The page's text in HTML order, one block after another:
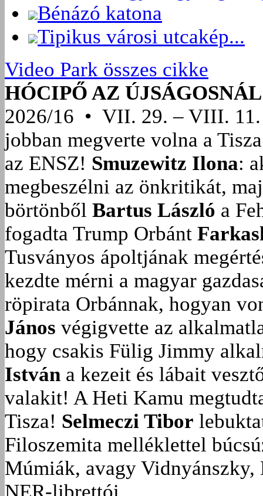
Bénázó katona
Tipikus városi utcakép...
Video Park összes cikke
HÓCIPŐ AZ ÚJSÁGOSNÁL
2026/16 • VII. 29. – VIII. 11.
jobban megverte volna a
az ENSZ! Smuzewitz Ilona:
megbeszélni az önkritikát,
börtönből Bartus László a
fogadta Trump Orbánt
Tusványos ápoltjának
kezdte mérni a magyar
röpirata Orbánnak, hogyan
János végigvette az
hogy csakis Fülig Jimmy
István a kezeit és lábait
valakit! A Heti Kamu
Tisza! Selmeczi Tibor
Filoszemita melléklettel
Múmiák, avagy Vidnyánszky,